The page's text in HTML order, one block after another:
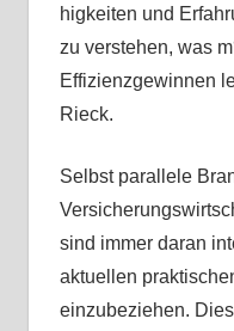
higkeiten und
zu verstehen, was
Effizienzgewinnen
Rieck.
Selbst parallele
sind immer daran
aktuellen
einzubeziehen.